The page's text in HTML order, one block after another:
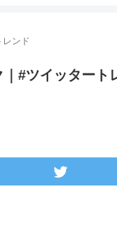
レンド
#ツイッタート